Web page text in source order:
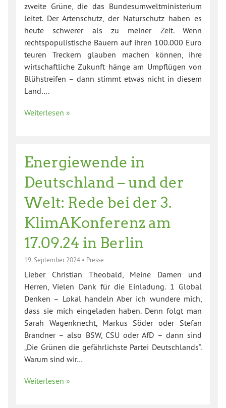
zweite Grüne, die das Bundesumweltministerium
leitet. Der Artenschutz, der Naturschutz haben es
heute schwerer als zu meiner Zeit. Wenn
rechtspopulistische Bauern auf ihren 100.000 Euro
teuren Treckern glauben machen können, ihre
wirtschaftliche Zukunft hänge am Umpflügen von
Blühstreifen – dann stimmt etwas nicht in diesem
Land….
Weiterlesen »
Energiewende in
Deutschland – und der
Welt: Rede bei der 3.
KlimAKonferenz am
17.09.24 in Berlin
19. September 2024 • Presse
Lieber Christian Theobald, Meine Damen und
Herren, Vielen Dank für die Einladung. 1 Global
Denken – Lokal handeln Aber ich wundere mich,
dass sie mich eingeladen haben. Denn folgt man
Sarah Wagenknecht, Markus Söder oder Stefan
Brandner – also BSW, CSU oder AfD – dann sind
„Die Grünen die gefährlichste Partei Deutschlands“.
Warum sind wir…
Weiterlesen »